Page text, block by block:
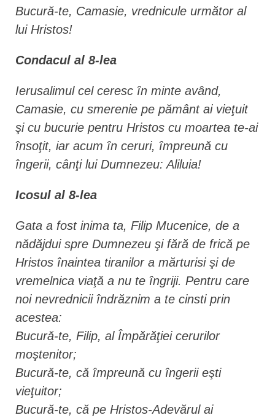
Bucură-te, Camasie, vrednicule următor al
lui Hristos!
Condacul al 8-lea
Ierusalimul cel ceresc în minte având,
Camasie, cu smerenie pe pământ ai vieţuit
şi cu bucurie pentru Hristos cu moartea te-ai
însoţit, iar acum în ceruri, împreună cu
îngerii, cânţi lui Dumnezeu: Aliluia!
Icosul al 8-lea
Gata a fost inima ta, Filip Mucenice, de a
nădăjdui spre Dumnezeu şi fără de frică pe
Hristos înaintea tiranilor a mărturisi şi de
vremelnica viaţă a nu te îngriji. Pentru care
noi nevrednicii îndrăznim a te cinsti prin
acestea:
Bucură-te, Filip, al Împărăţiei cerurilor
moştenitor;
Bucură-te, că împreună cu îngerii eşti
vieţuitor;
Bucură-te, că pe Hristos-Adevărul ai